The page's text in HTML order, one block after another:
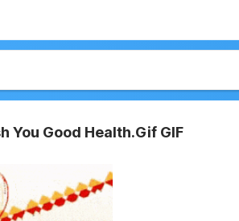
You Good Health.Gif GIF